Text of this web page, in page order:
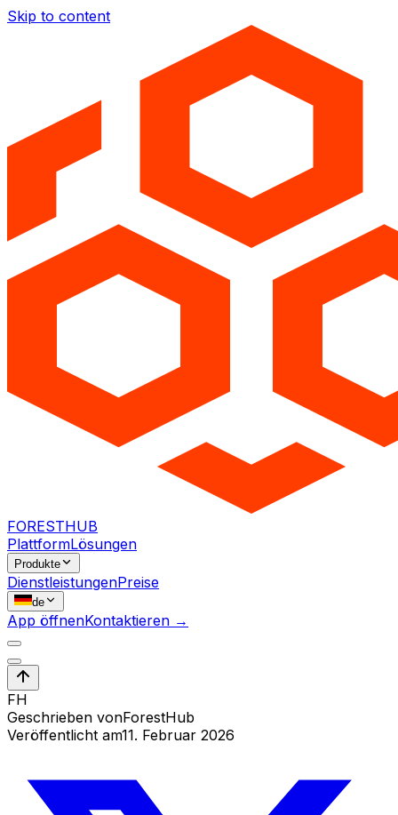
Skip to content
FORESTHUB
PlattformLösungen
Produkte
DienstleistungenPreise
de
App öffnenKontaktieren →
FH
Geschrieben vonForestHub
Veröffentlicht am11. Februar 2026